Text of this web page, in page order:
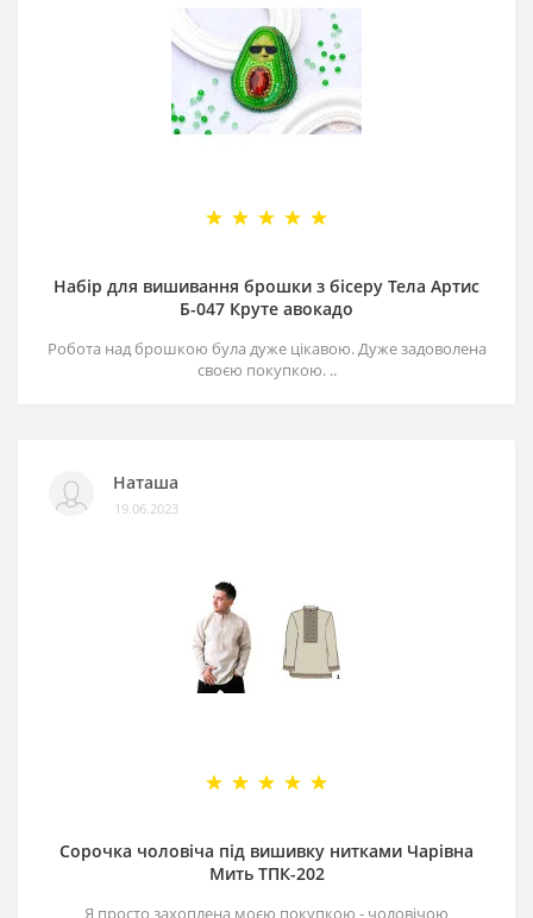
Набір для вишивання брошки з бісеру Тела Артис
Б-047 Круте авокадо
Робота над брошкою була дуже цікавою. Дуже задоволена
своєю покупкою. ..
Наташа
19.06.2023
Сорочка чоловіча під вишивку нитками Чарівна
Мить ТПК-202
Я просто захоплена моєю покупкою - чоловічою